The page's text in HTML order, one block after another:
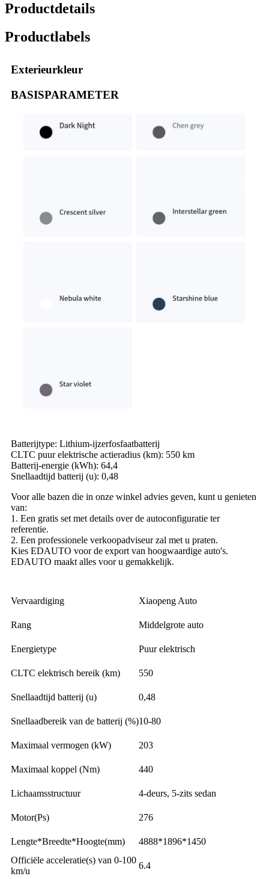
Productdetails
Productlabels
Exterieurkleur
BASISPARAMETER
Batterijtype: Lithium-ijzerfosfaatbatterij
CLTC puur elektrische actieradius (km): 550 km
Batterij-energie (kWh): 64,4
Snellaadtijd batterij (u): 0,48
Voor alle bazen die in onze winkel advies geven, kunt u genieten
van:
1. Een gratis set met details over de autoconfiguratie ter
referentie.
2. Een professionele verkoopadviseur zal met u praten.
Kies EDAUTO voor de export van hoogwaardige auto's.
EDAUTO maakt alles voor u gemakkelijk.
Vervaardiging Xiaopeng Auto
Rang Middelgrote auto
Energietype Puur elektrisch
CLTC elektrisch bereik (km) 550
Snellaadtijd batterij (u) 0,48
Snellaadbereik van de batterij (%)10-80
Maximaal vermogen (kW) 203
Maximaal koppel (Nm) 440
Lichaamsstructuur 4-deurs, 5-zits sedan
Motor(Ps) 276
Lengte*Breedte*Hoogte(mm)
4888*1896*1450
Officiële acceleratie(s) van 0-100
km/u
6.4